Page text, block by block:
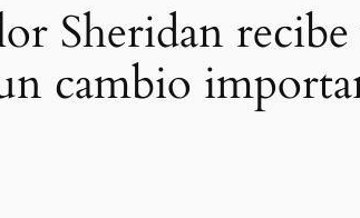
Sheridan
cambio